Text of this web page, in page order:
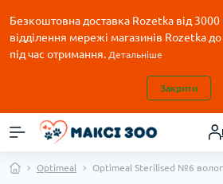
Безкоштовна доставка Rozetka від 3000
відділення мережі магазинів Rozetka
під час отримання. Детальніше
Закрити
Optimeal Optimeal Sterilised №6